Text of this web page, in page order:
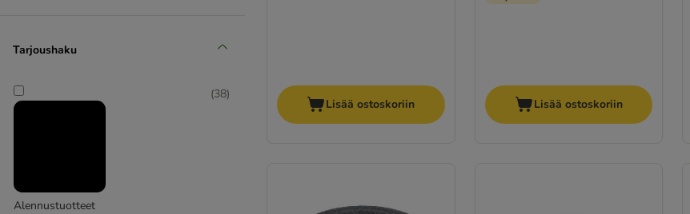
Tarjoushaku
Alennustuotteet
(38)
Lisää ostoskoriin Lisää ostoskoriin